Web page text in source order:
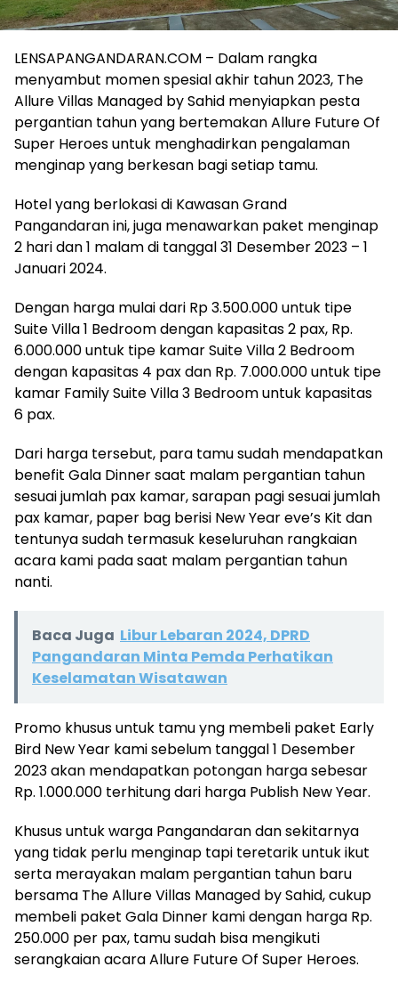
LENSAPANGANDARAN.COM – Dalam rangka
menyambut momen spesial akhir tahun 2023, The
Allure Villas Managed by Sahid menyiapkan pesta
pergantian tahun yang bertemakan Allure Future Of
Super Heroes untuk menghadirkan pengalaman
menginap yang berkesan bagi setiap tamu.
Hotel yang berlokasi di Kawasan Grand
Pangandaran ini, juga menawarkan paket menginap
2 hari dan 1 malam di tanggal 31 Desember 2023 – 1
Januari 2024.
Dengan harga mulai dari Rp 3.500.000 untuk tipe
Suite Villa 1 Bedroom dengan kapasitas 2 pax, Rp.
6.000.000 untuk tipe kamar Suite Villa 2 Bedroom
dengan kapasitas 4 pax dan Rp. 7.000.000 untuk tipe
kamar Family Suite Villa 3 Bedroom untuk kapasitas
6 pax.
Dari harga tersebut, para tamu sudah mendapatkan
benefit Gala Dinner saat malam pergantian tahun
sesuai jumlah pax kamar, sarapan pagi sesuai jumlah
pax kamar, paper bag berisi New Year eve’s Kit dan
tentunya sudah termasuk keseluruhan rangkaian
acara kami pada saat malam pergantian tahun
nanti.
Baca Juga Libur Lebaran 2024, DPRD
Pangandaran Minta Pemda Perhatikan
Keselamatan Wisatawan
Promo khusus untuk tamu yng membeli paket Early
Bird New Year kami sebelum tanggal 1 Desember
2023 akan mendapatkan potongan harga sebesar
Rp. 1.000.000 terhitung dari harga Publish New Year.
Khusus untuk warga Pangandaran dan sekitarnya
yang tidak perlu menginap tapi teretarik untuk ikut
serta merayakan malam pergantian tahun baru
bersama The Allure Villas Managed by Sahid, cukup
membeli paket Gala Dinner kami dengan harga Rp.
250.000 per pax, tamu sudah bisa mengikuti
serangkaian acara Allure Future Of Super Heroes.